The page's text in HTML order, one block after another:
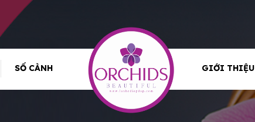
SỐ CÀNH GIỚI THIỆU